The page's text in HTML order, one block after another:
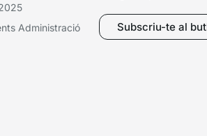
Administració
Subscriu-te al